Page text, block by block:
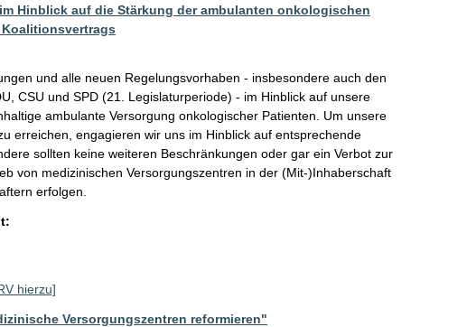
Hinblick auf die Stärkung der ambulanten onkologischen
und alle neuen Regelungsvorhaben - insbesondere auch den
CSU und SPD (21. Legislaturperiode) - im Hinblick auf unsere
ambulante Versorgung onkologischer Patienten. Um unsere
erreichen, engagieren wir uns im Hinblick auf entsprechende
sollten keine weiteren Beschränkungen oder gar ein Verbot zur
von medizinischen Versorgungszentren in der (Mit-)Inhaberschaft
erfolgen.
hierzu]
Versorgungszentren reformieren"